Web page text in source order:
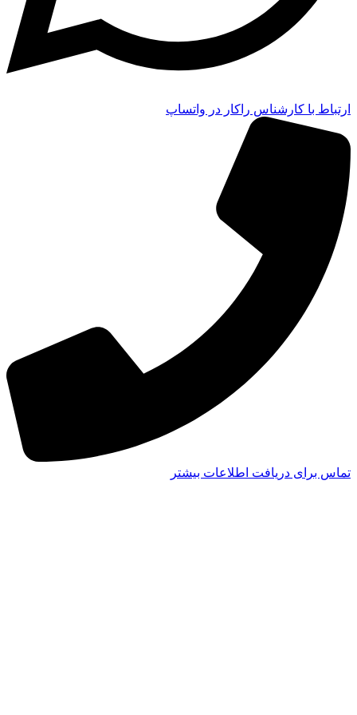
ارتباط با کارشناس راکار در واتساپ
تماس برای دریافت اطلاعات بیشتر